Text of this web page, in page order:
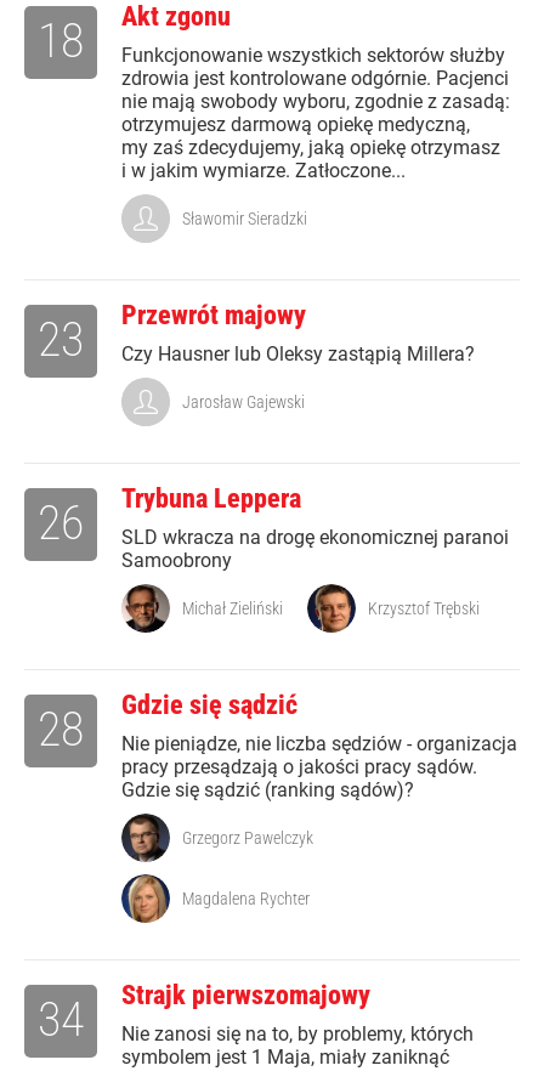
Akt zgonu
Funkcjonowanie wszystkich sektorów służby
zdrowia jest kontrolowane odgórnie. Pacjenci
nie mają swobody wyboru, zgodnie z zasadą:
otrzymujesz darmową opiekę medyczną,
my zaś zdecydujemy, jaką opiekę otrzymasz
i w jakim wymiarze. Zatłoczone...
18
Sławomir Sieradzki
Przewrót majowy
Czy Hausner lub Oleksy zastąpią Millera?
23
Jarosław Gajewski
Trybuna Leppera
SLD wkracza na drogę ekonomicznej paranoi
Samoobrony
26
Michał Zieliński Krzysztof Trębski
Gdzie się sądzić
Nie pieniądze, nie liczba sędziów - organizacja
pracy przesądzają o jakości pracy sądów.
Gdzie się sądzić (ranking sądów)?
28
Grzegorz Pawelczyk
Magdalena Rychter
Strajk pierwszomajowy
Nie zanosi się na to, by problemy, których
symbolem jest 1 Maja, miały zaniknąć
34